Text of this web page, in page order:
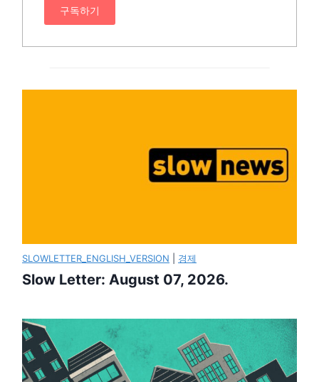
구독하기
SLOWLETTER_ENGLISH_VERSION 경제
Slow Letter: August 07, 2026.